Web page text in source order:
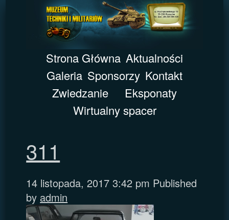
Strona Główna Aktualności
Galeria Sponsorzy Kontakt
Zwiedzanie
Eksponaty
Wirtualny spacer
311
14 listopada, 2017 3:42 pm Published
by admin